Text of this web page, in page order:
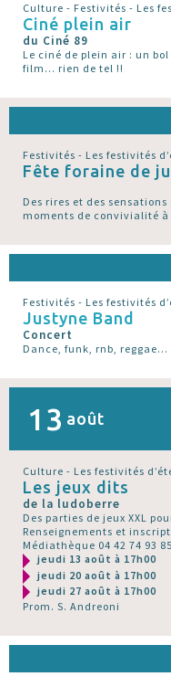
Culture - Festivités - Les
Ciné plein air
du Ciné 89
Le ciné de plein air : un
film... rien de tel !!
Festivités - Les festivités
Fête foraine de
Des rires et des
moments de convivialité
Festivités - Les festivités
Justyne Band
Concert
Dance, funk, rnb, reggae...
13 août
Culture - Les festivités
Les jeux dits
de la ludoberre
Des parties de jeux XXL
Renseignements et
Médiathèque 04 42 74 93
jeudi 13 août à 17h00
jeudi 20 août à 17h00
jeudi 27 août à 17h00
Prom. S. Andreoni